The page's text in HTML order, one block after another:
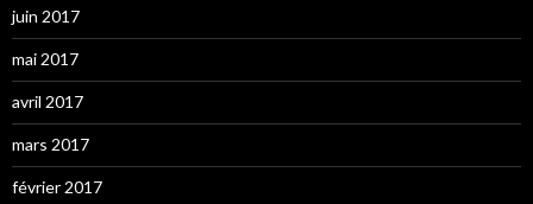
juin 2017
mai 2017
avril 2017
mars 2017
février 2017